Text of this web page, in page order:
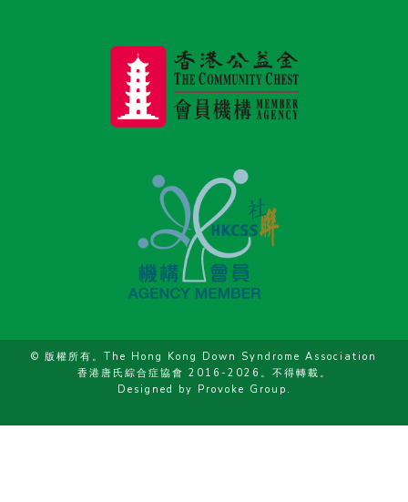
© 版權所有。The Hong Kong Down Syndrome Association
香港唐氏綜合症協會 2016-2026。不得轉載。
Designed by Provoke Group .